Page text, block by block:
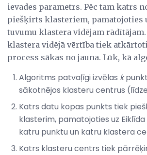
ievades parametrs. Pēc tam katrs
piešķirts klasteriem, pamatojoties
tuvumu klastera vidējam rādītājam.
klastera vidējā vērtība tiek
process sākas no jauna. Lūk, kā
Algoritms patvaļīgi izvēlas k
sākotnējos klasteru centrus
Katrs datu kopas punkts tiek
klasterim, pamatojoties uz
katru punktu un katru klastera
Katrs klasteru centrs tiek